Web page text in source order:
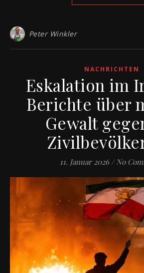
Peter Winkler
NACHRICHTEN
Eskalation im
Berichte über
Gewalt
11. Januar 2026 / No